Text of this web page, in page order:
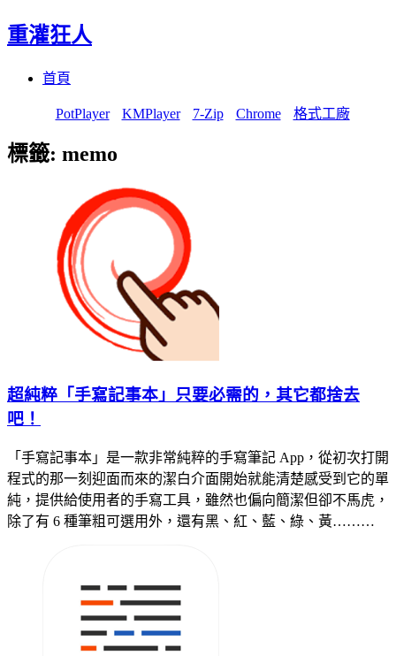
重灌狂人
首頁
PotPlayer KMPlayer 7-Zip Chrome 格式工廠
標籤: memo
超純粹「手寫記事本」只要必需的，其它都捨去
吧！
「手寫記事本」是一款非常純粹的手寫筆記 App，從初次打開
程式的那一刻迎面而來的潔白介面開始就能清楚感受到它的單
純，提供給使用者的手寫工具，雖然也偏向簡潔但卻不馬虎，
除了有 6 種筆粗可選用外，還有黑、紅、藍、綠、黃………